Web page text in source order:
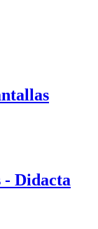
- Didacta